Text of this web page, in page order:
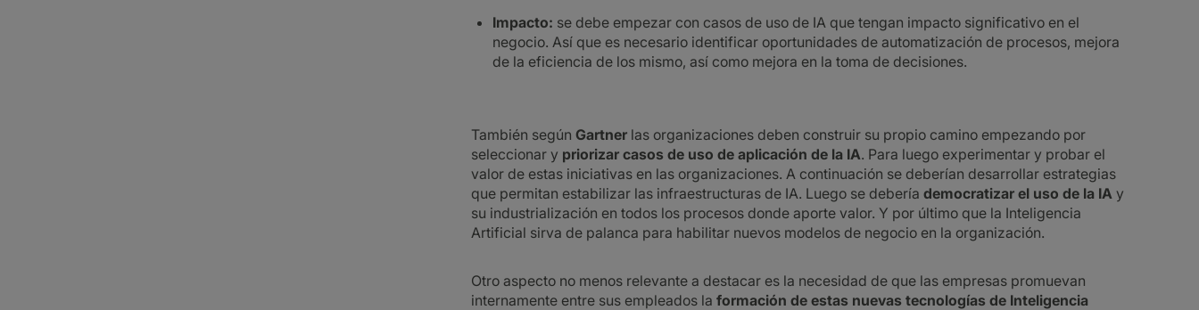
Impacto: se debe empezar con casos de uso de IA que tengan impacto significativo en el
negocio. Así que es necesario identificar oportunidades de automatización de procesos, mejora
de la eficiencia de los mismo, así como mejora en la toma de decisiones.
También según Gartner las organizaciones deben construir su propio camino empezando por
seleccionar y priorizar casos de uso de aplicación de la IA. Para luego experimentar y probar el
valor de estas iniciativas en las organizaciones. A continuación se deberían desarrollar estrategias
que permitan estabilizar las infraestructuras de IA. Luego se debería democratizar el uso de la IA y
su industrialización en todos los procesos donde aporte valor. Y por último que la Inteligencia
Artificial sirva de palanca para habilitar nuevos modelos de negocio en la organización.
Otro aspecto no menos relevante a destacar es la necesidad de que las empresas promuevan
internamente entre sus empleados la formación de estas nuevas tecnologías de Inteligencia